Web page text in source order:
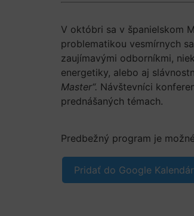
V októbri sa v španielskom
problematikou vesmírnych
zaujímavými odborníkmi,
energetiky, alebo aj
Master“. Návštevníci
prednášaných témach.
Predbežný program je
Pridať do Google